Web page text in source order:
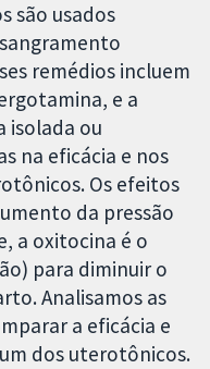
são usados
remédios incluem
e a
isolada ou
na eficácia e nos
Os efeitos
da pressão
a oxitocina é o
para diminuir o
Analisamos as
a eficácia e
dos uterotônicos.